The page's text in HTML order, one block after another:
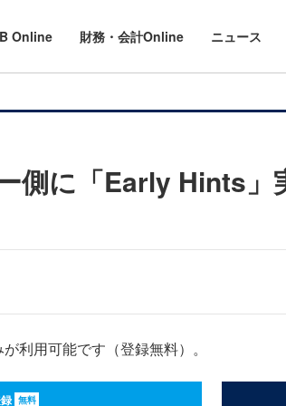
Online 財務・会計Online ニュース
側に「Early Hints」
利用可能です（登録無料）。
無料